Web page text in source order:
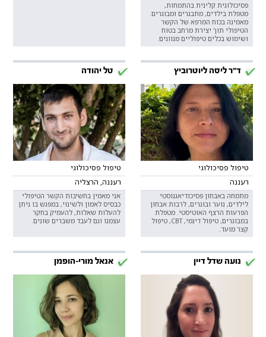
פסיכולוגית קלינית בהתמחות,
מטפלת בילדים, מתבגרים ומבוגרים.
מאמינה בכוח המרפא של הקשר
הטיפולי תוך יצירת מרחב בטוח
ושימוש בכלים טיפוליים מגוונים.
ד"ר ליסה ליוטרוביץ
טיפול פסיכולוגי
רעננה
מתמחה באבחון פסיכודיאגנוסטי
לילדים, נוער ובוגרים, לרבות אבחון
הפרעות הרצף האוטיסטי. מטפלת
במבוגרים, טיפול דינמי, CBT, טיפול
קצר מועד.
טל יהודה
טיפול פסיכולוגי
רעננה, הרצליה
אני מאמין בחשיבות הקשר הטיפולי
כבסיס לאמון ולשינוי, במפגש בו ניתן
להעלות שאלות, להעמיק בחקר
עצמנו וגם לעבד משברים שונים.
נועה שדל דיין אנאל מורי-הופמן